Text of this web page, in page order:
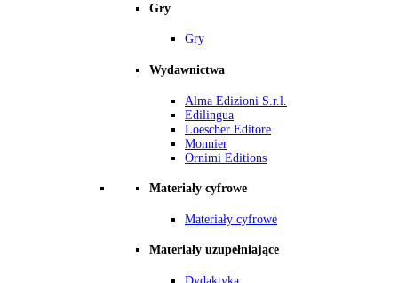
Gry
Gry
Wydawnictwa
Alma Edizioni S.r.l.
Edilingua
Loescher Editore
Monnier
Ornimi Editions
Materiały cyfrowe
Materiały cyfrowe
Materiały uzupełniające